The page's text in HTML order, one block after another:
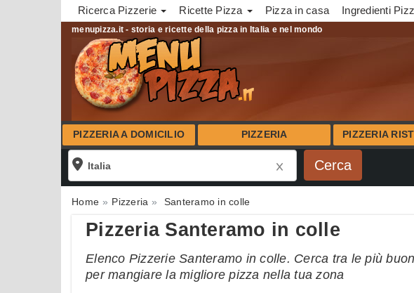
Ricerca Pizzerie Ricette Pizza Pizza in casa Ingredienti
menupizza.it - storia e ricette della pizza in Italia e nel mondo
PIZZERIA A DOMICILIO PIZZERIA PIZZERIA
Home Pizzeria Santeramo in colle
Pizzeria Santeramo in colle
Elenco Pizzerie Santeramo in colle. Cerca tra le più
per mangiare la migliore pizza nella tua zona